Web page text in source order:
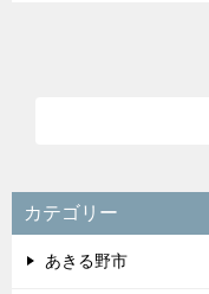
カテゴリー
あきる野市